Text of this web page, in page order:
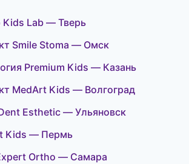
Lab — Тверь
Smile Stoma — Омск
Premium Kids — Казань
MedArt Kids — Волгоград
Esthetic — Ульяновск
Kids — Пермь
Ortho — Самара